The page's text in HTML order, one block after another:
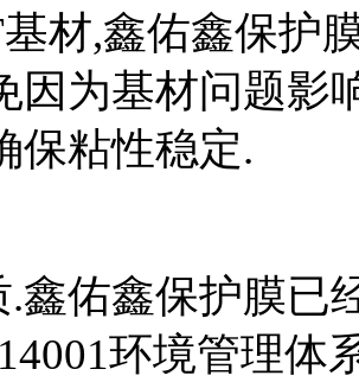
材,鑫佑鑫保护
因为基材问题影
保粘性稳定.
鑫佑鑫保护膜已
环境管理体